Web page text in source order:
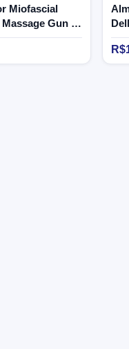
Miofascial
Gun -